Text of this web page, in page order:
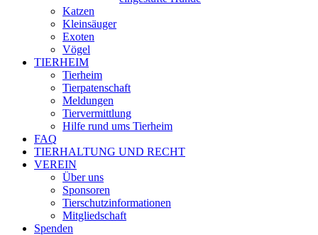
Katzen
Kleinsäuger
Exoten
Vögel
TIERHEIM
Tierheim
Tierpatenschaft
Meldungen
Tiervermittlung
Hilfe rund ums Tierheim
FAQ
TIERHALTUNG UND RECHT
VEREIN
Über uns
Sponsoren
Tierschutzinformationen
Mitgliedschaft
Spenden